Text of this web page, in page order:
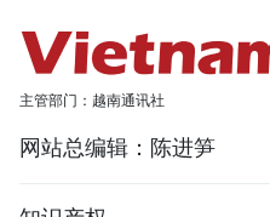
主管部门：越南通讯社
网站总编辑：陈进笋